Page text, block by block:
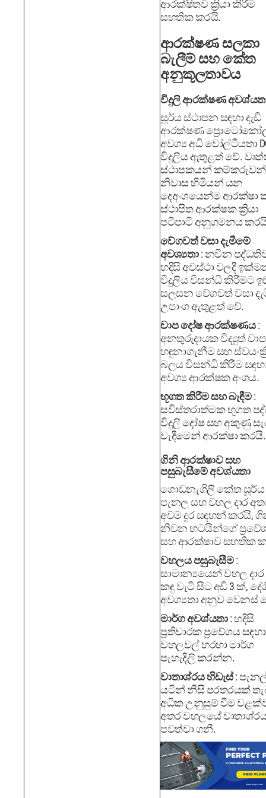
ආරක්ෂිතව ක්‍රියා කිරීම
සහතික කරයි.
ආරක්ෂණ සලකා
බැලීම් සහ කේත
අනුකූලතාවය
විදුලි ආරක්ෂණ
සූර්ය ස්ථාපන සඳහා දැඩි
ආරක්ෂණ
අවශ්‍ය අධි වෝල්ටීයතා
විදුලිය ඇතුළත් වේ.
ස්ථාපකයන්
නිවාස හිමියන් යන
දෙඅංශයෙන්ම ආරක්ෂා
ස්ථාපිත ආරක්ෂක ක්‍රියා
පටිපාටි අනුගමනය
වේගවත් වසා දැමීමේ
අවශ්‍යතා: නවීන
හදිසි අවස්ථා වලදී
විදුලිය විසන්ධි කිරීමට
සලසන වේගවත් වසා
උපාංග ඇතුළත් වේ.
චාප දෝෂ ආරක්ෂණය:
අනතුරුදායක විද්‍යුත් චාප
හඳුනාගැනීම සහ
බලය විසන්ධි කිරීම
අවශ්‍ය ආරක්ෂක අංගය.
භූගත කිරීම සහ බැඳීම:
සවිස්තරාත්මක භූගත
විදුලි දෝෂ සහ අකුණු
වැදීමෙන් ආරක්ෂා කරයි.
ගිනි ආරක්ෂාව සහ
පසුබැසීමේ අවශ්යතා
ගොඩනැගිලි කේත සූර්ය
පැනල සහ වහල දාර
අවම දුර සඳහන් කරයි,
නිවන භටයින්ගේ
සහ ආරක්ෂාව සහතික
වහලය පසුබැසීම:
සාමාන්‍යයෙන් වහල
කඳු වැටි සිට අඩි 3 ක්,
අවශ්‍යතා අනුව වෙනස්
මාර්ග අවශ්යතා: හදිසි
ප්‍රතිචාරක ප්‍රවේශය සඳහා
වහලවල් හරහා මාර්ග
පැහැදිලි කරන්න.
වාතාශ්රය හිඩැස්:
යටින් නිසි පරතරයක්
අධික උනුසුම් වීම
අතර වහලයේ
පවත්වා ගනී.